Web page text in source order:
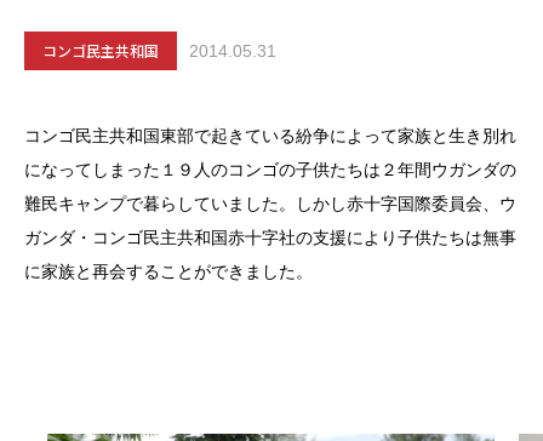
コンゴ民主共和国 2014.05.31
コンゴ民主共和国東部で起きている紛争によって家族と生き別れ
になってしまった１９人のコンゴの子供たちは２年間ウガンダの
難民キャンプで暮らしていました。しかし赤十字国際委員会、ウ
ガンダ・コンゴ民主共和国赤十字社の支援により子供たちは無事
に家族と再会することができました。